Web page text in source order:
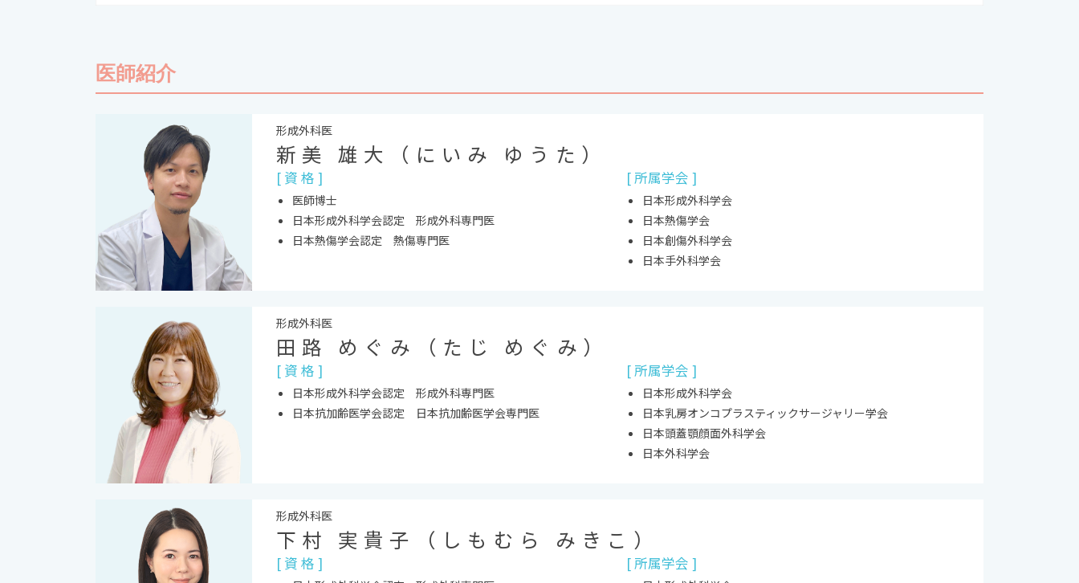
医師紹介
形成外科医
新美 雄大（にいみ ゆうた）
[ 資 格 ]
医師博士
日本形成外科学会認定 形成外科専門医
日本熱傷学会認定 熱傷専門医
[ 所属学会 ]
日本形成外科学会
日本熱傷学会
日本創傷外科学会
日本手外科学会
形成外科医
田路 めぐみ（たじ めぐみ）
[ 資 格 ]
日本形成外科学会認定 形成外科専門医
日本抗加齢医学会認定 日本抗加齢医学会専門医
[ 所属学会 ]
日本形成外科学会
日本乳房オンコプラスティックサージャリー学会
日本頭蓋顎顔面外科学会
日本外科学会
形成外科医
下村 実貴子（しもむら みきこ）
[ 資 格 ] [ 所属学会 ]